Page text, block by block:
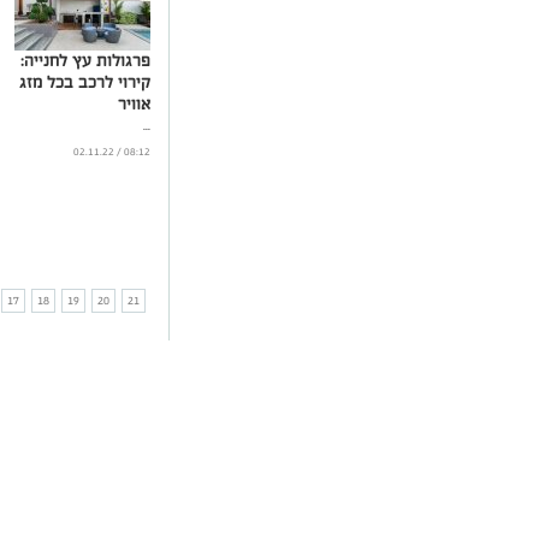
פרגולות עץ לחנייה:
קירוי לרכב בכל מזג
אוויר
...
08:12 / 02.11.22
17 18 19 20
21